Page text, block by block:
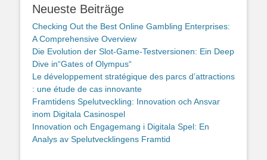
Neueste Beiträge
Checking Out the Best Online Gambling Enterprises:
A Comprehensive Overview
Die Evolution der Slot-Game-Testversionen: Ein Deep
Dive in“Gates of Olympus“
Le développement stratégique des parcs d’attractions
: une étude de cas innovante
Framtidens Spelutveckling: Innovation och Ansvar
inom Digitala Casinospel
Innovation och Engagemang i Digitala Spel: En
Analys av Spelutvecklingens Framtid